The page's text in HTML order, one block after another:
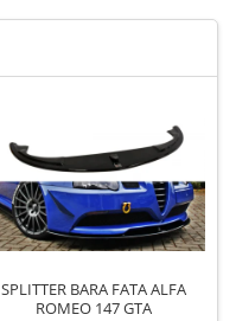
SPLITTER BARA FATA ALFA
ROMEO 147 GTA